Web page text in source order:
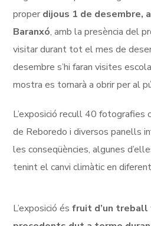
proper dijous 1 de desembre,
Baranxó, amb la presència del
visitar durant tot el mes de
desembre s’hi faran visites
mostra es tornarà a obrir per al
L’exposició recull 40 fotografies
de Reboredo i diversos panells
les conseqüències, algunes
tenint el canvi climàtic en
L’exposició ésfruit d’un